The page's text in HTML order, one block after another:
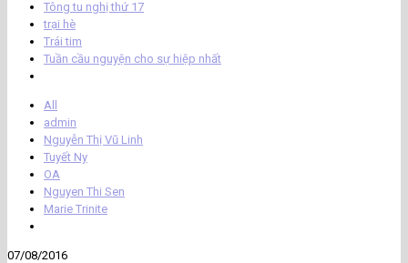
Tông tu nghị thứ 17
trại hè
Trái tim
Tuần cầu nguyện cho sự hiệp nhất
All
admin
Nguyễn Thị Vũ Linh
Tuyết Ny
OA
Nguyen Thi Sen
Marie Trinite
07/08/2016